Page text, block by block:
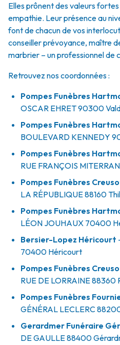
Elles prônent des valeurs
empathie. Leur présence au
font de chacun de vos
conseiller prévoyance, maître
marbrier – un professionnel de
Retrouvez nos coordonnées :
Pompes Funèbres
OSCAR EHRET90300
Pompes Funèbres
BOULEVARD KENNEDY
Pompes Funèbres
RUE FRANÇOIS
Pompes Funèbres
LA RÉPUBLIQUE88160
Pompes Funèbres
LÉON JOUHAUX 70400
Bersier-Lopez Héricourt
70400 Héricourt
Pompes Funèbres
RUE DE LORRAINE88360
Pompes Funèbres
GÉNÉRAL LECLERC
Gerardmer Funéraire
DE GAULLE88400